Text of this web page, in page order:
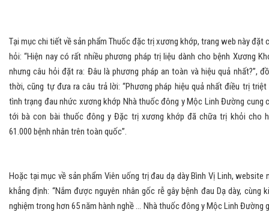
Tại mục chi tiết về sản phẩm Thuốc đặc trị xương khớp, trang web này đặt
hỏi: “Hiện nay có rất nhiều phương pháp trị liệu dành cho bệnh Xương
nhưng câu hỏi đặt ra: Đâu là phương pháp an toàn và hiệu quả nhất?”,
thời, cũng tự đưa ra câu trả lời: “Phương pháp hiệu quả nhất điều trị triệt
tình trạng đau nhức xương khớp Nhà thuốc đông y Mộc Linh Đường cung
tới bà con bài thuốc đông y Đặc trị xương khớp đã chữa trị khỏi cho
61.000 bệnh nhân trên toàn quốc”.
Hoặc tại mục về sản phẩm Viên uống trị đau dạ dày Bình Vị Linh, website
khẳng định: “Nắm được nguyên nhân gốc rễ gây bệnh đau Dạ dày, cùng
nghiệm trong hơn 65 năm hành nghề ... Nhà thuốc đông y Mộc Linh Đường